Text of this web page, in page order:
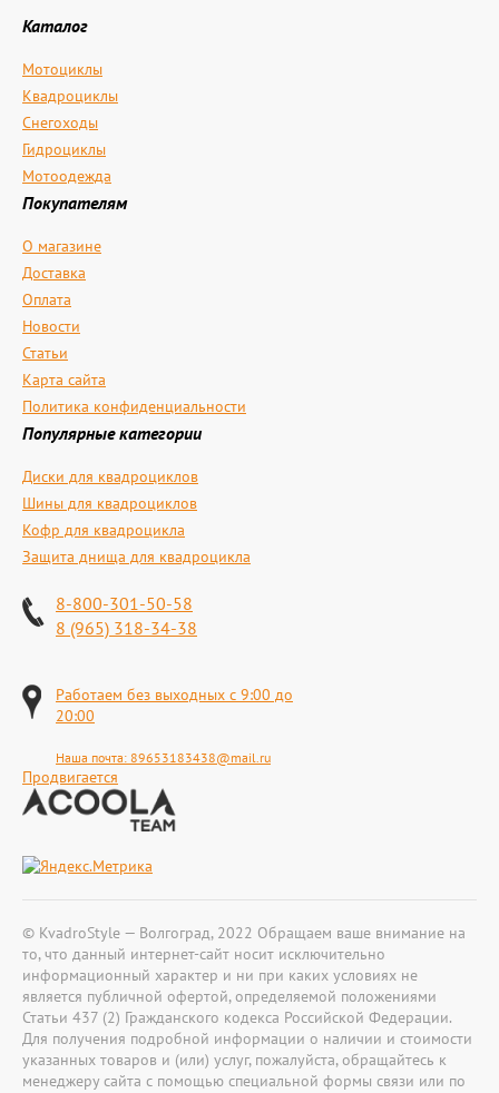
Каталог
Мотоциклы
Квадроциклы
Снегоходы
Гидроциклы
Мотоодежда
Покупателям
О магазине
Доставка
Оплата
Новости
Статьи
Карта сайта
Политика конфиденциальности
Популярные категории
Диски для квадроциклов
Шины для квадроциклов
Кофр для квадроцикла
Защита днища для квадроцикла
8-800-301-50-58
8 (965) 318-34-38
Работаем без выходных с 9:00 до
20:00
Наша почта: 89653183438@mail.ru
Продвигается
© KvadroStyle — Волгоград, 2022 Обращаем ваше внимание на
то, что данный интернет-сайт носит исключительно
информационный характер и ни при каких условиях не
является публичной офертой, определяемой положениями
Статьи 437 (2) Гражданского кодекса Российской Федерации.
Для получения подробной информации о наличии и стоимости
указанных товаров и (или) услуг, пожалуйста, обращайтесь к
менеджеру сайта с помощью специальной формы связи или по